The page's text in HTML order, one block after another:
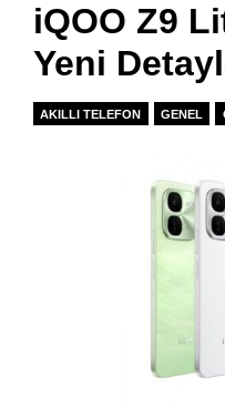
iQOO Z9
Yeni
AKILLI TELEFON GENEL